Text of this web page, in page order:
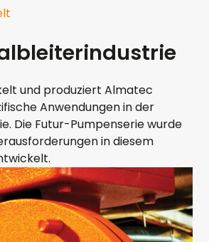
und produziert Almatec
Anwendungen in der
Die Futur-Pumpenserie wurde
in diesem